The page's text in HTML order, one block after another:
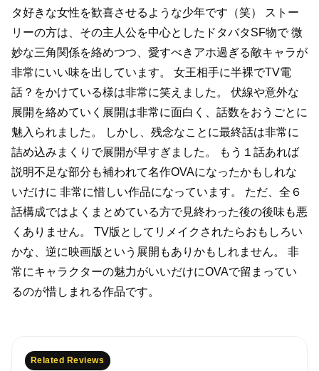
タ好きな女性を歓喜させるような少年です（笑）
ストー
リーの方は、その主人公を中心としたドタバタSF物で微
妙な三角関係を絡めつつ、愛すべきアホ過ぎる敵キャラが
非常にいい味を出しています。
女王相手に半裸でTV電
話？をかけている様は非常に笑えました。
伏線や意外な
展開を絡めていく展開は非常に面白く、話数をおうごとに
魅入られました。
しかし、残念なことに最終話は非常に
詰め込みまくりで展開が早すぎました。
もう１話あれば
説明不足な部分も補われて名作OVAになったかもしれな
いだけに 非常に惜しい作品になっています。
ただ、全６
話構成ではよくまとめている方で見終わった後の後味も悪
くありません。
TV版としてリメイクされたらおもしろい
かな、逆に映画版という展開もありかもしれません。
非
常にキャラクターの魅力がいいだけにOVAで留まってい
るのが惜しまれる作品です。
Related Reviews